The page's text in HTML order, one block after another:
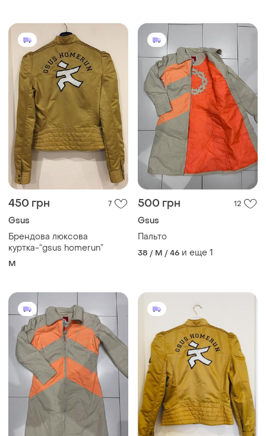
450 грн 7
Gsus
Брендовa люксова
куртка-“gsus homerun”
M
500 грн 12
Gsus
Пальто
38 / M / 46 и еще 1